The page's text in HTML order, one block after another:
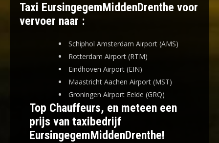
Taxi EursingegemMiddenDrenthe voor
vervoer naar :
Schiphol Amsterdam Airport (AMS)
Rotterdam Airport (RTM)
Eindhoven Airport (EIN)
Maastricht Aachen Airport (MST)
Groningen Airport Eelde (GRQ)
Top Chauffeurs, en meteen een
prijs van taxibedrijf
EursingegemMiddenDrenthe!